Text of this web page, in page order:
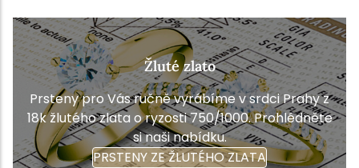
Žluté zlato
Prsteny pro Vás ručně vyrábíme v srdci Prahy z
18k žlutého zlata o ryzosti 750/1000. Prohlédněte
si naši nabídku.
PRSTENY ZE ŽLUTÉHO ZLATA